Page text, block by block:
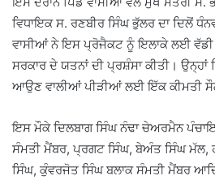
ਵਿਧਾਇਕ ਸ. ਰਣਬੀਰ ਸਿੰਘ ਭੁੱਲਰ ਦਾ ਦਿਲੋਂ
ਵਾਸੀਆਂ ਨੇ ਇਸ ਪ੍ਰੋਜੈਕਟ ਨੂੰ ਇਲਾਕੇ ਲਈ ਵੱਡੀ
ਸਰਕਾਰ ਦੇ ਯਤਨਾਂ ਦੀ ਪ੍ਰਸ਼ੰਸਾ ਕੀਤੀ। ਉਨ੍ਹਾਂ
ਆਉਣ ਵਾਲੀਆਂ ਪੀੜੀਆਂ ਲਈ ਇੱਕ ਕੀਮਤੀ
ਇਸ ਮੌਕੇ ਦਿਲਬਾਗ ਸਿੰਘ ਨੰਢਾ ਚੇਅਰਮੈਨ
ਸੰਮਤੀ ਮੈਂਬਰ, ⁠ਪ੍ਰਗਟ ਸਿੰਘ, ਬੇਅੰਤ ਸਿੰਘ ਮੱਲ,
ਸਿੰਘ, ⁠ਕੁੰਵਰਜੋਤ ਸਿੰਘ ਬਲਾਕ ਸੰਮਤੀ ਮੈਂਬਰ